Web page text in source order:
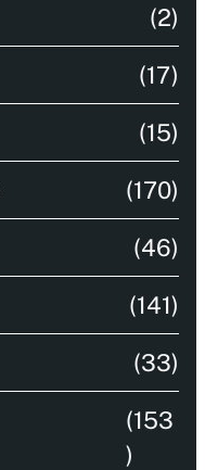
(2)
(17)
(15)
(170)
(46)
(141)
(33)
(153
)